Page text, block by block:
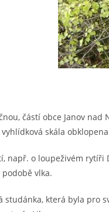
částí obce Janov
skála
např. o loupeživém
vlka.
která byla pro